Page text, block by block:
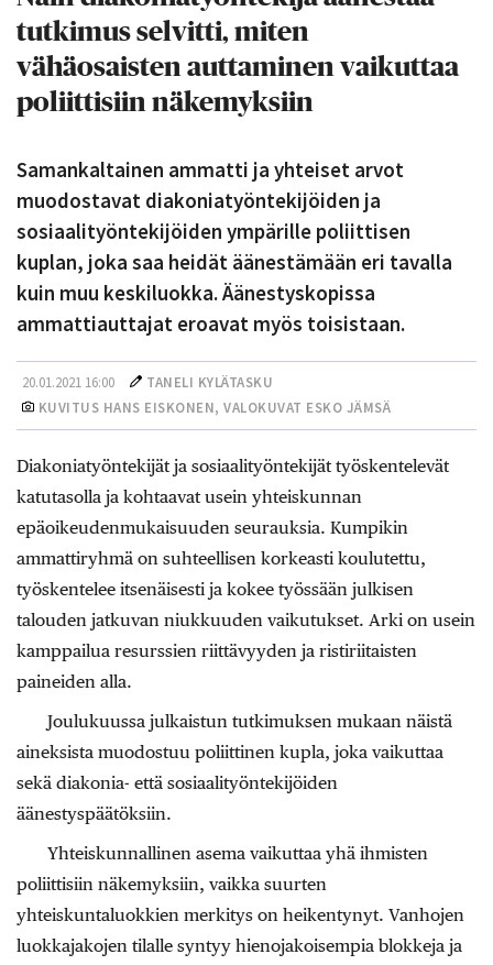
tutkimus selvitti, miten
vähäosaisten auttaminen vaikuttaa
poliittisiin näkemyksiin
Samankaltainen ammatti ja yhteiset arvot
muodostavat diakoniatyöntekijöiden ja
sosiaalityöntekijöiden ympärille poliittisen
kuplan, joka saa heidät äänestämään eri tavalla
kuin muu keskiluokka. Äänestyskopissa
ammattiauttajat eroavat myös toisistaan.
20.01.2021 16:00
TANELI KYLÄTASKU
KUVITUS HANS EISKONEN, VALOKUVAT ESKO JÄMSÄ
Diakoniatyöntekijät ja sosiaalityöntekijät työskentelevät
katutasolla ja kohtaavat usein yhteiskunnan
epäoikeudenmukaisuuden seurauksia. Kumpikin
ammattiryhmä on suhteellisen korkeasti koulutettu,
työskentelee itsenäisesti ja kokee työssään julkisen
talouden jatkuvan niukkuuden vaikutukset. Arki on usein
kamppailua resurssien riittävyyden ja ristiriitaisten
paineiden alla.
Joulukuussa julkaistun tutkimuksen mukaan näistä
aineksista muodostuu poliittinen kupla, joka vaikuttaa
sekä diakonia- että sosiaalityöntekijöiden
äänestyspäätöksiin.
Yhteiskunnallinen asema vaikuttaa yhä ihmisten
poliittisiin näkemyksiin, vaikka suurten
yhteiskuntaluokkien merkitys on heikentynyt. Vanhojen
luokkajakojen tilalle syntyy hienojakoisempia blokkeja ja